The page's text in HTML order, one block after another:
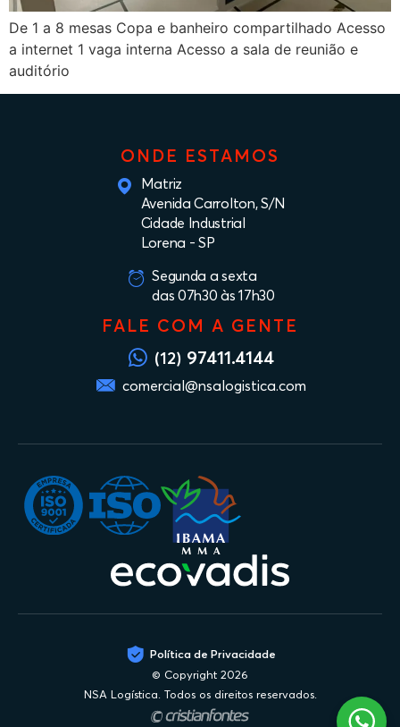
De 1 a 8 mesas Copa e banheiro compartilhado Acesso
a internet 1 vaga interna Acesso a sala de reunião e
auditório
ONDE ESTAMOS
Matriz
Avenida Carrolton, S/N
Cidade Industrial
Lorena - SP
Segunda a sexta
das 07h30 às 17h30
FALE COM A GENTE
(12) 97411.4144
comercial@nsalogistica.com
Política de Privacidade
© Copyright 2026
NSA Logística. Todos os direitos reservados.